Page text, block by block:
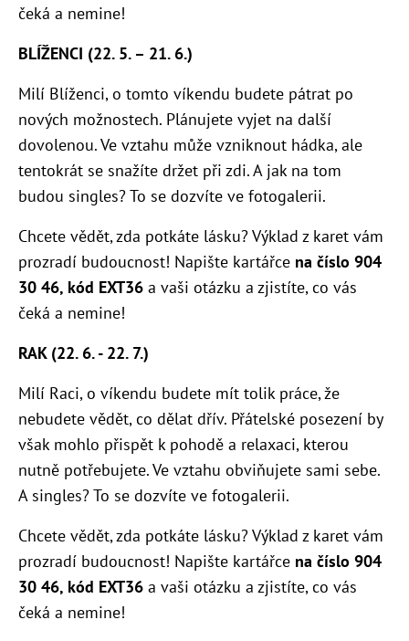
čeká a nemine!
BLÍŽENCI (22. 5. – 21. 6.)
Milí Blíženci, o tomto víkendu budete pátrat po
nových možnostech. Plánujete vyjet na další
dovolenou. Ve vztahu může vzniknout hádka, ale
tentokrát se snažíte držet při zdi. A jak na tom
budou singles? To se dozvíte ve fotogalerii.
Chcete vědět, zda potkáte lásku? Výklad z karet vám
prozradí budoucnost! Napište kartářce na číslo 904
30 46, kód EXT36 a vaši otázku a zjistíte, co vás
čeká a nemine!
RAK (22. 6. - 22. 7.)
Milí Raci, o víkendu budete mít tolik práce, že
nebudete vědět, co dělat dřív. Přátelské posezení by
však mohlo přispět k pohodě a relaxaci, kterou
nutně potřebujete. Ve vztahu obviňujete sami sebe.
A singles? To se dozvíte ve fotogalerii.
Chcete vědět, zda potkáte lásku? Výklad z karet vám
prozradí budoucnost! Napište kartářce na číslo 904
30 46, kód EXT36 a vaši otázku a zjistíte, co vás
čeká a nemine!